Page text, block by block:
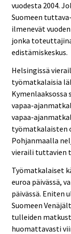
vuodesta 2004.
Suomeen
ilmenevät
jonka
edistämiskeskus.
Helsingissä
työmatkalaisia
vapaa-
vapaa-
työmatkalaisten
Pohjanmaalla
vieraili tuttavien
Työmatkalaiset
euroa päivässä,
päivässä. Eniten
Suomeen
tulleiden
huomattavasti